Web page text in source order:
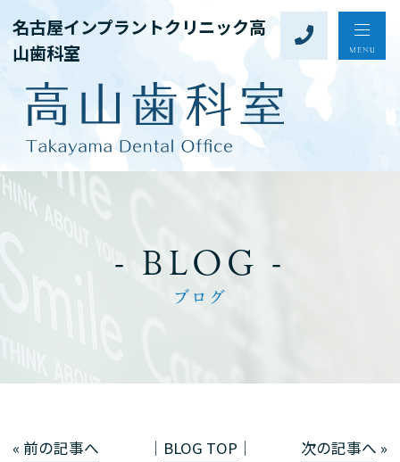
名古屋インプラントクリニック高
山歯科室
- BLOG -
ブログ
« 前の記事へ │ BLOG TOP │ 次の記事へ »